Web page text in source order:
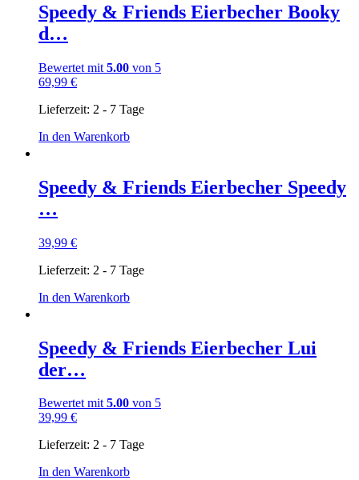
Speedy & Friends Eierbecher Booky
d…
Bewertet mit 5.00 von 5
69,99 €
Lieferzeit: 2 - 7 Tage
In den Warenkorb
Speedy & Friends Eierbecher Speedy
…
39,99 €
Lieferzeit: 2 - 7 Tage
In den Warenkorb
Speedy & Friends Eierbecher Lui
der…
Bewertet mit5.00 von 5
39,99 €
Lieferzeit: 2 - 7 Tage
In den Warenkorb